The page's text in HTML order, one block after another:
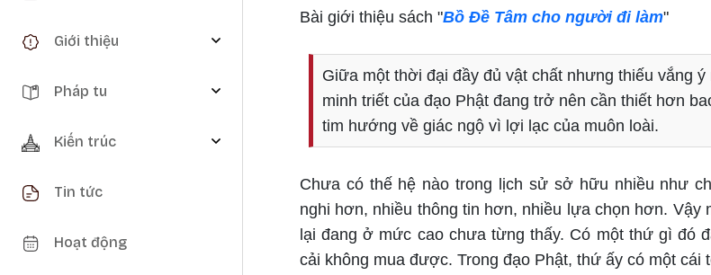
Giới thiệu
Pháp tu
Kiến trúc
Tin tức
Hoạt động
Bài giới thiệu sách "Bồ Đề Tâm cho người đi làm"
Giữa một thời đại đầy đủ vật chất nhưng thiếu vắng
minh triết của đạo Phật đang trở nên cần thiết hơn
tim hướng về giác ngộ vì lợi lạc của muôn loài.
Chưa có thế hệ nào trong lịch sử sở hữu nhiều như
nghi hơn, nhiều thông tin hơn, nhiều lựa chọn hơn. Vậy
lại đang ở mức cao chưa từng thấy. Có một thứ gì đó
cải không mua được. Trong đạo Phật, thứ ấy có một cái